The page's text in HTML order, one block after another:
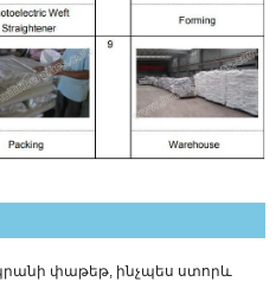
փաթեթ, ինչպես ստորև